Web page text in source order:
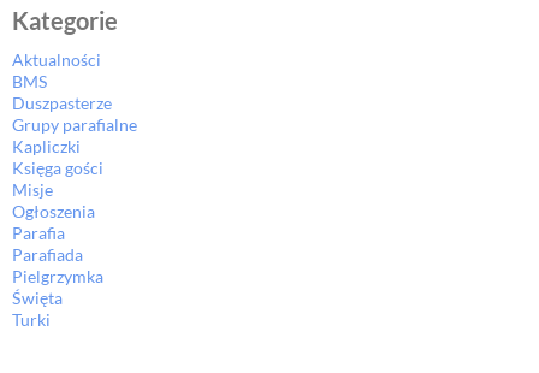
Kategorie
Aktualności
BMS
Duszpasterze
Grupy parafialne
Kapliczki
Księga gości
Misje
Ogłoszenia
Parafia
Parafiada
Pielgrzymka
Święta
Turki